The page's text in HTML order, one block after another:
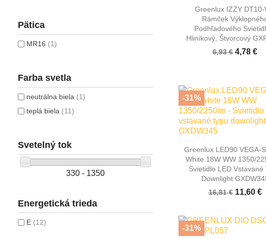
Pätica
MR16 (1)
Farba svetla
neutrálna biela (1)
teplá biela (11)
Svetelný tok
330 - 1350
Energetická trieda
E (12)
 Rýchly
Greenlux IZZY DT10-
Rámček
Podhľadového
Hliníkový, Štvorcový
6,93 € 4,78 €
 Rýchly náhľad
Greenlux LED90 VEGA-
White 18W WW 1350/
Svietidlo LED Vstavané
Downlight
16,81 € 11,60 €
-31%
-31%